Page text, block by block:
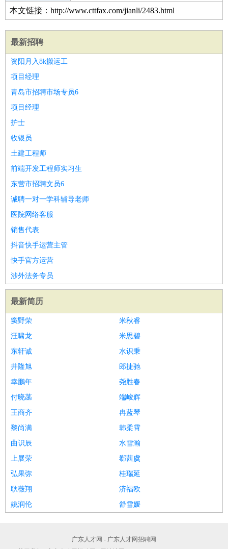
本文链接：http://www.cttfax.com/jianli/2483.html
最新招聘
资阳月入8k搬运工
项目经理
青岛市招聘市场专员6
项目经理
护士
收银员
土建工程师
前端开发工程师实习生
东营市招聘文员6
诚聘一对一学科辅导老师
医院网络客服
销售代表
抖音快手运营主管
快手官方运营
涉外法务专员
最新简历
窦野荣
米秋睿
汪啸龙
米思碧
东轩诚
水识秉
井隆旭
郎捷驰
幸鹏年
尧胜春
付晓菡
端峻辉
王商齐
冉蓝琴
黎尚满
韩柔霄
曲识辰
水雪瀚
上展荣
郗茜虞
弘果弥
桂瑞延
耿薇翔
济福欧
姚润伦
舒雪媛
广东人才网 - 广东人才网招聘网